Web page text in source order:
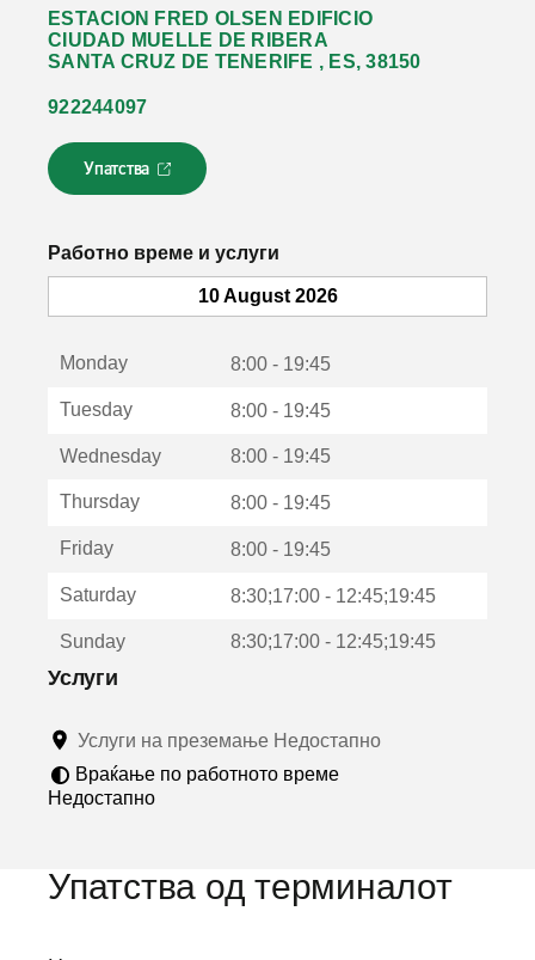
ESTACION FRED OLSEN EDIFICIO
CIUDAD MUELLE DE RIBERA
SANTA CRUZ DE TENERIFE , ES, 38150
922244097
Упатства
Л
и
к
с
о
р
Работно време и услуги
10 August 2026
Monday 8:00 - 19:45
Tuesday 8:00 - 19:45
Wednesday 8:00 - 19:45
Thursday 8:00 - 19:45
Friday 8:00 - 19:45
Saturday 8:30;17:00 - 12:45;19:45
Sunday 8:30;17:00 - 12:45;19:45
Услуги
Услуги на преземање Недостапно
Враќање по работното време
Недостапно
Упатства од терминалот